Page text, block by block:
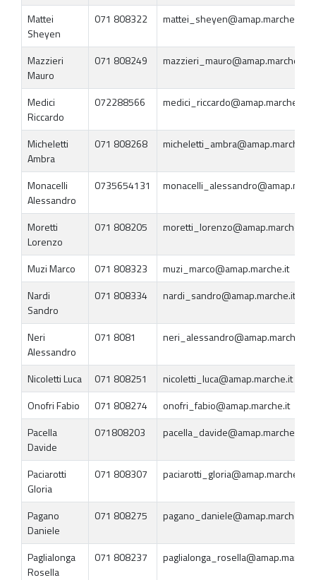
Mattei
Sheyen
071 808322 mattei_sheyen@amap.marche.it
Mazzieri
Mauro
071 808249 mazzieri_mauro@amap.marche.it
Medici
Riccardo
072288566 medici_riccardo@amap.marche.it
Micheletti
Ambra
071 808268 micheletti_ambra@amap.marche.it
Monacelli
Alessandro
0735654131
Moretti
Lorenzo
071 808205 moretti_lorenzo@amap.marche.it
Muzi Marco 071 808323
muzi_marco@amap.marche.it
Nardi
Sandro
071 808334 nardi_sandro@amap.marche.it
Neri
Alessandro
071 8081 neri_alessandro@amap.marche.it
Nicoletti Luca 071 808251
nicoletti_luca@amap.marche.it
Onofri Fabio
071 808274
onofri_fabio@amap.marche.it
Pacella
Davide
071808203 pacella_davide@amap.marche.it
Paciarotti
Gloria
071 808307 paciarotti_gloria@amap.marche.it
Pagano
Daniele
071 808275 pagano_daniele@amap.marche.it
Paglialonga
Rosella
071 808237